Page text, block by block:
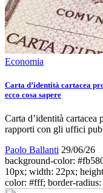
Economia
Carta d’identità cartacea
ecco cosa sapere
Carta d’identità cartacea
rapporti con gli uffici
Paolo Ballanti 29/06/26
background-color:
10px; width: 22px;
color: #fff; border-radius: